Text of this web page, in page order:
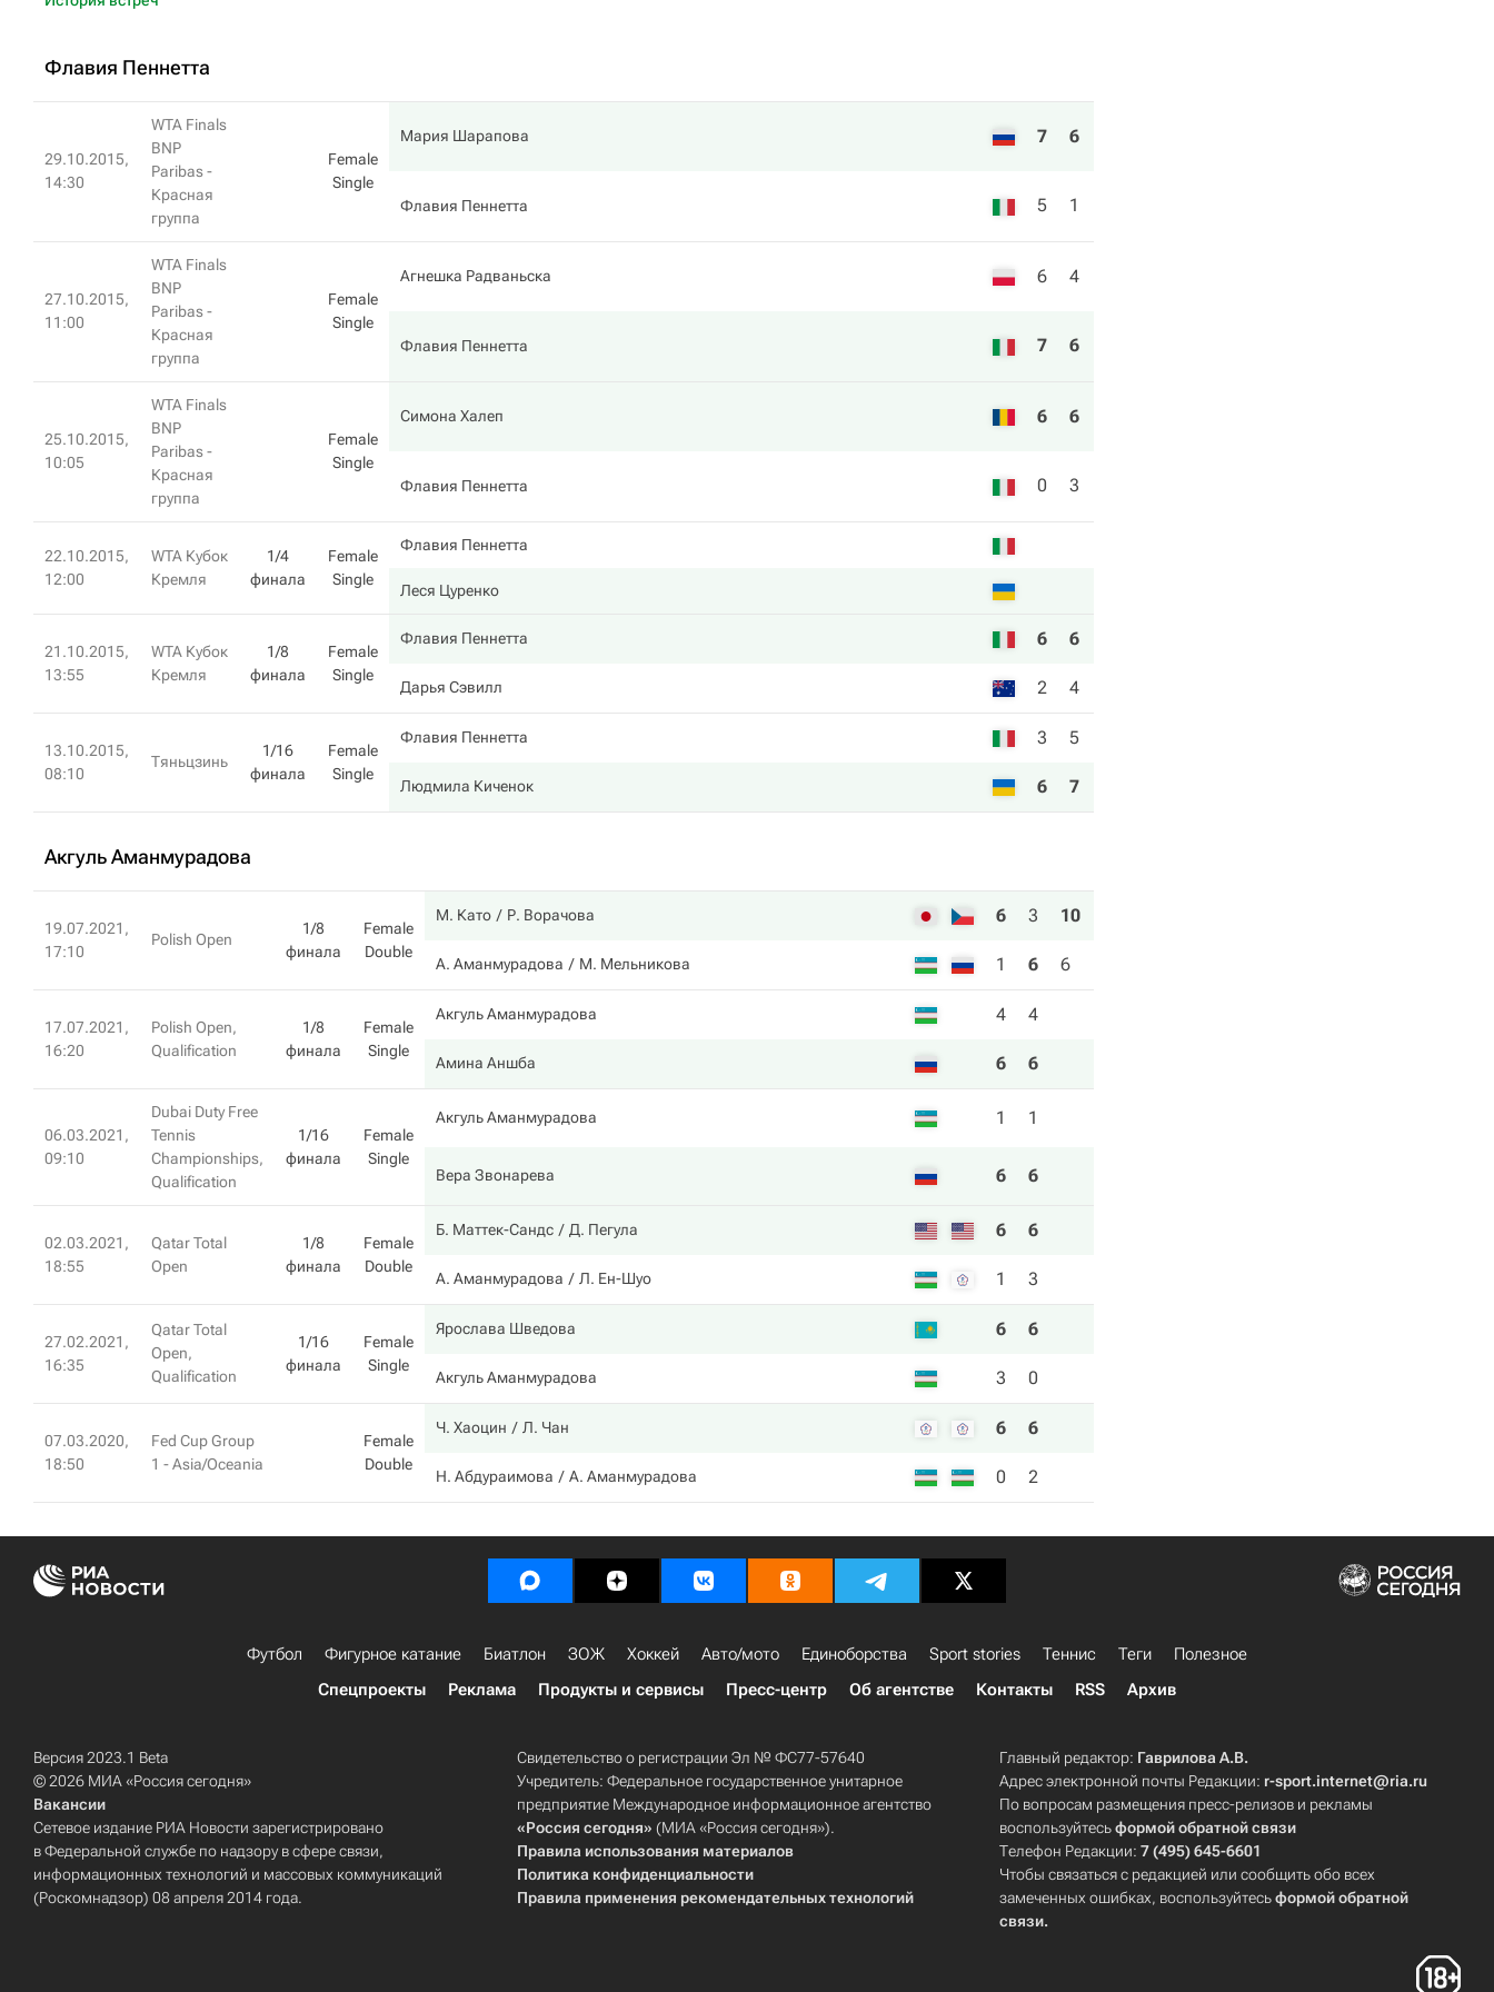
Флавия Пеннетта
29.10.2015,
14:30
WTA Finals
BNP
Paribas -
Красная
группа
Female
Single
Мария Шарапова 7 6
Флавия Пеннетта 5 1
27.10.2015,
11:00
WTA Finals
BNP
Paribas -
Красная
группа
Female
Single
Агнешка Радваньска 6 4
Флавия Пеннетта 7 6
25.10.2015,
10:05
WTA Finals
BNP
Paribas -
Красная
группа
Female
Single
Симона Халеп 6 6
Флавия Пеннетта 0 3
22.10.2015,
12:00
WTA Кубок
Кремля
1/4
финала
Female
Single
Флавия Пеннетта
Леся Цуренко
21.10.2015,
13:55
WTA Кубок
Кремля
1/8
финала
Female
Single
Флавия Пеннетта 6 6
Дарья Сэвилл 2 4
13.10.2015,
08:10
Тяньцзинь
1/16
финала
Female
Single
Флавия Пеннетта 3 5
Людмила Киченок 6 7
Акгуль Аманмурадова
19.07.2021,
17:10
Polish Open
1/8
финала
Female
Double
М. Като Р. Ворачова 6 3 10
А. Аманмурадова М. Мельникова 1 6 6
17.07.2021,
16:20
Polish Open,
Qualification
1/8
финала
Female
Single
Акгуль Аманмурадова 4 4
Амина Аншба 6 6
06.03.2021,
09:10
Dubai Duty Free
Tennis
Championships,
Qualification
1/16
финала
Female
Single
Акгуль Аманмурадова 1 1
Вера Звонарева 6 6
02.03.2021,
18:55
Qatar Total
Open
1/8
финала
Female
Double
Б. Маттек-Сандс Д. Пегула 6 6
А. Аманмурадова Л. Ен-Шуо 1 3
27.02.2021,
16:35
Qatar Total
Open,
Qualification
1/16
финала
Female
Single
Ярослава Шведова 6 6
Акгуль Аманмурадова 3 0
07.03.2020,
18:50
Fed Cup Group
1 - Asia/Oceania
Female
Double
Ч. Хаоцин Л. Чан 6 6
Н. Абдураимова А. Аманмурадова 0 2
Футбол Фигурное катание Биатлон ЗОЖ Хоккей Авто/мото Единоборства Sport stories Теннис Теги
Полезное
Спецпроекты
Реклама Продукты и сервисы Пресс-центр Об агентстве Контакты RSS Архив
Версия 2023.1 Beta
© 2026 МИА «Россия сегодня»
Вакансии
Сетевое издание РИА Новости зарегистрировано
в Федеральной службе по надзору в сфере связи,
информационных технологий и массовых коммуникаций
(Роскомнадзор) 08 апреля 2014 года.
Свидетельство о регистрации Эл № ФС77-57640
Учредитель: Федеральное государственное унитарное
предприятие Международное информационное агентство
«Россия сегодня» (МИА «Россия сегодня»).
Правила использования материалов
Политика конфиденциальности
Правила применения рекомендательных технологий
Главный редактор: Гаврилова А.В.
Адрес электронной почты Редакции: r-sport.internet@ria.ru
По вопросам размещения пресс-релизов и рекламы
воспользуйтесьформой обратной связи
Телефон Редакции:7 (495) 645-6601
Чтобы связаться с редакцией или сообщить обо всех
замеченных ошибках, воспользуйтесьформой обратной
связи.